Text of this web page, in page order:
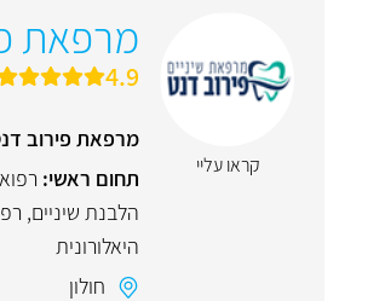
קראו עליי
מרפאת
4.9
מרפאת פירוב
תחום ראשי:
הלבנת שיניים,
היאלורונית
חולון